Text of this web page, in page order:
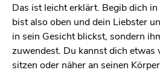
Das ist leicht erklärt. Begib dich
bist also oben und dein Liebster
in sein Gesicht blickst, sondern
zuwendest. Du kannst dich etwas
sitzen oder näher an seinen